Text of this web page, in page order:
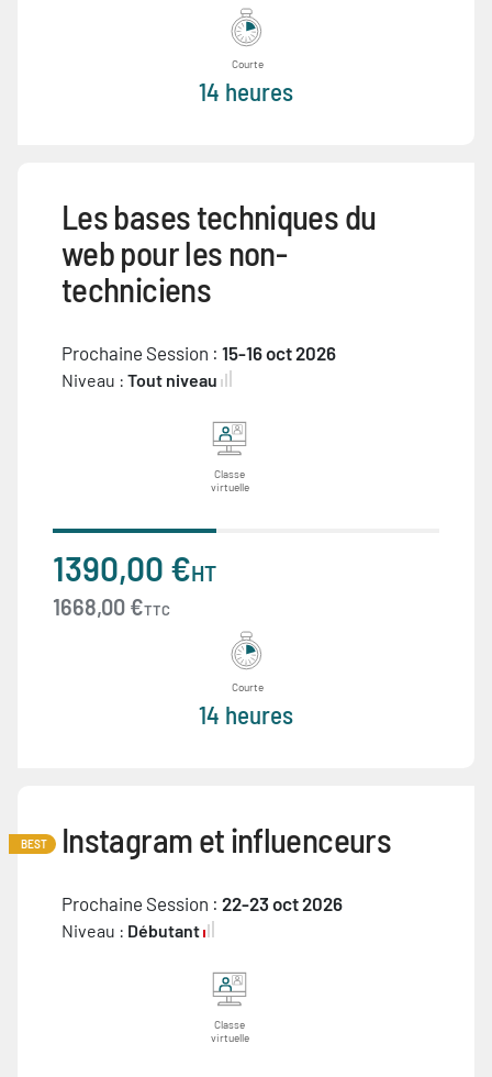
Courte
14 heures
Les bases techniques du
web pour les non-
techniciens
Prochaine Session : 15-16 oct 2026
Niveau : Tout niveau
Classe
virtuelle
1390,00 €HT
1668,00 €TTC
Courte
14 heures
BEST Instagram et influenceurs
Prochaine Session : 22-23 oct 2026
Niveau : Débutant
Classe
virtuelle